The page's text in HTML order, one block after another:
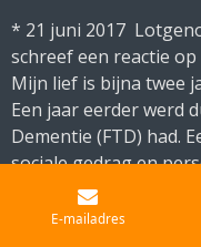
* 21 juni 2017
schreef een reactie
Mijn lief is bijna twee
Een jaar eerder werd
Dementie (FTD) had.
sociale gedrag en
diagnose zei hij
uit handen moest
E-mailadres